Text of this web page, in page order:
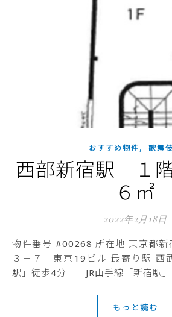
おすすめ物件, 歌舞
西部新宿駅 １
６㎡
2022年2月18日
物件番号 #00268 所在地 東京都新宿区歌舞伎町１－１
３－７ 東京19ビル 最寄り駅 西
駅」徒歩4分 JR山手線「新宿駅
もっと読む